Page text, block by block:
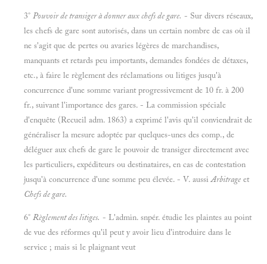
3° Pouvoir de transiger à donner aux chefs de gare. - Sur divers réseaux,
les chefs de gare sont autorisés, dans un certain nombre de cas où il
ne s'agit que de pertes ou avaries légères de marchandises,
manquants et retards peu importants, demandes fondées de détaxes,
etc., à faire le règlement des réclamations ou litiges jusqu'à
concurrence d'une somme variant progressivement de 10 fr. à 200
fr., suivant l'importance des gares. - La commission spéciale
d'enquête (Recueil adm. 1863) a exprimé l'avis qu'il conviendrait de
généraliser la mesure adoptée par quelques-unes des comp., de
déléguer aux chefs de gare le pouvoir de transiger directement avec
les particuliers, expéditeurs ou destinataires, en cas de contestation
jusqu'à concurrence d'une somme peu élevée. - V. aussiArbitrage et
Chefs de gare.
6° Règlement des litiges. - L'admin. snpér. étudie les plaintes au point
de vue des réformes qu'il peut y avoir lieu d'introduire dans le
service ; mais si le plaignant veut